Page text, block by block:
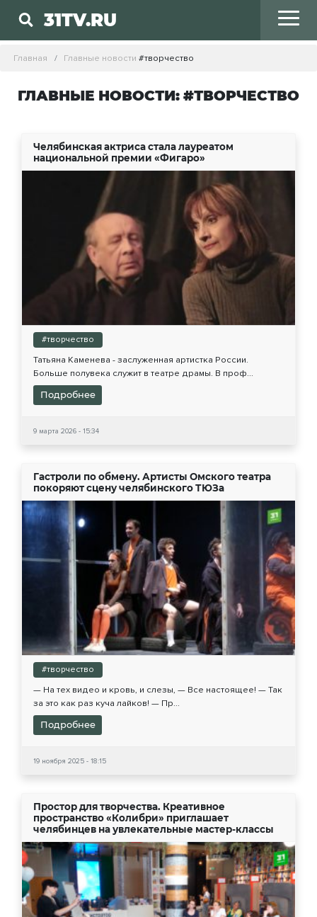
31TV.RU
Главная Главные новости #творчество
ГЛАВНЫЕ НОВОСТИ: #ТВОРЧЕСТВО
Челябинская актриса стала лауреатом
национальной премии «Фигаро»
#творчество
Татьяна Каменева - заслуженная артистка России.
Больше полувека служит в театре драмы. В проф...
Подробнее
9 марта 2026 - 15:34
Гастроли по обмену. Артисты Омского театра
покоряют сцену челябинского ТЮЗа
#творчество
— На тех видео и кровь, и слезы, — Все настоящее! — Так
за это как раз куча лайков! — Пр...
Подробнее
19 ноября 2025 - 18:15
Простор для творчества. Креативное
пространство «Колибри» приглашает
челябинцев на увлекательные мастер-классы